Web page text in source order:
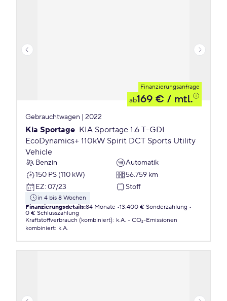
Finanzierungsanfrage
ab169 € / mtl.
Gebrauchtwagen | 2022
Kia Sportage KIA Sportage 1.6 T-GDI
EcoDynamics+ 110kW Spirit DCT Sports Utility
Vehicle
Benzin
Automatik
150 PS (110 kW)
56.759 km
EZ: 07/23 Stoff
in 4 bis 8 Wochen
Finanzierungsdetails:84 Monate 13.400 € Sonderzahlung
0 € Schlusszahlung
Kraftstoffverbrauch (kombiniert): k.A.
CO₂-Emissionen
kombiniert: k.A.